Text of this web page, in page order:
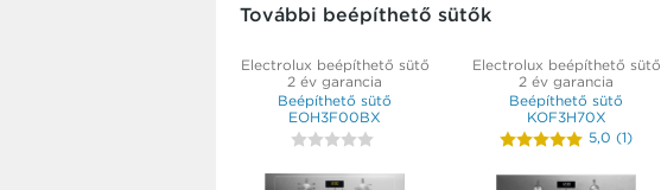
További beépíthető sütők
Electrolux beépíthető sütő
2 év garancia
Beépíthető sütő
EOH3F00BX
Electrolux beépíthető sütő
2 év garancia
Beépíthető sütő
KOF3H70X
5,0 (1)